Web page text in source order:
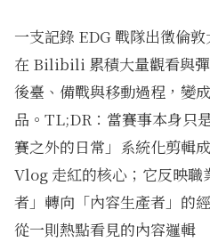
一支記錄 EDG 戰隊出徵倫
在 Bilibili 累積大量觀看與
後臺、備戰與移動過程，變
品。TL;DR：當賽事本身只
賽之外的日常」系統化剪輯
Vlog 走紅的核心；它反映職
者」轉向「內容生產者」的
從一則熱點看見的內容邏輯